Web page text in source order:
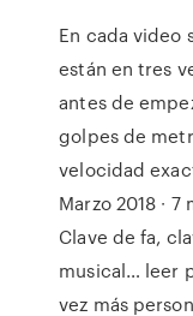
En cada video
están en tres
antes de
golpes de
velocidad
Marzo 2018 ∙
Clave de fa,
musical… leer
vez más